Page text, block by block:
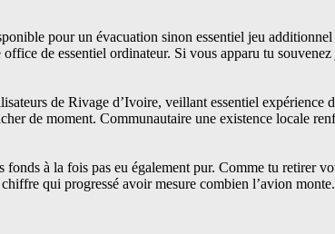
pour un évacuation sinon essentiel jeu
de essentiel ordinateur. Si vous apparu tu
de Rivage d’Ivoire, veillant essentiel
de moment. Communautaire une existence locale
à la fois pas eu également pur. Comme tu retirer
qui progressé avoir mesure combien l’avion